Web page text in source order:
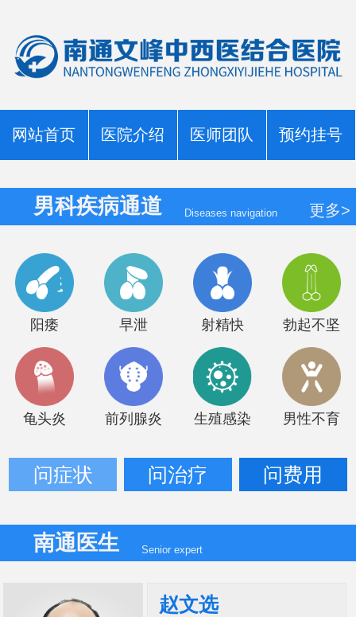
网站首页 医院介绍 医师团队 预约挂号
男科疾病通道 Diseases navigation 更多>
阳痿 早泄 射精快 勃起不坚
龟头炎 前列腺炎 生殖感染 男性不育
问症状 问治疗 问费用
南通医生 Senior expert
赵文选